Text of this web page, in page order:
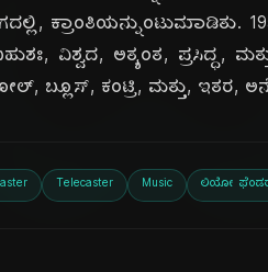
ಕ್ರಾಂತಿಯನ್ನುಂಟುಮಾಡಿತು.
ವಿಶ್ವದ, ಅತ್ಯಂತ, ಪ್ರಸಿದ್ಧ,
ಕಂಟ್ರಿ, ಮತ್ತು, ಇತರ,
Telecaster Music ಲಿಯೋ